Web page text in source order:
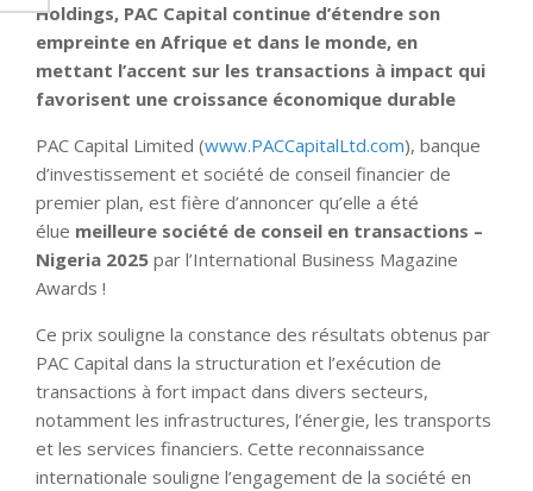
Holdings, PAC Capital continue d’étendre son
empreinte en Afrique et dans le monde, en
mettant l’accent sur les transactions à impact qui
favorisent une croissance économique durable
PAC Capital Limited (www.PACCapitalLtd.com), banque
d’investissement et société de conseil financier de
premier plan, est fière d’annoncer qu’elle a été
élue meilleure société de conseil en transactions –
Nigeria 2025 par l’International Business Magazine
Awards !
Ce prix souligne la constance des résultats obtenus par
PAC Capital dans la structuration et l’exécution de
transactions à fort impact dans divers secteurs,
notamment les infrastructures, l’énergie, les transports
et les services financiers. Cette reconnaissance
internationale souligne l’engagement de la société en